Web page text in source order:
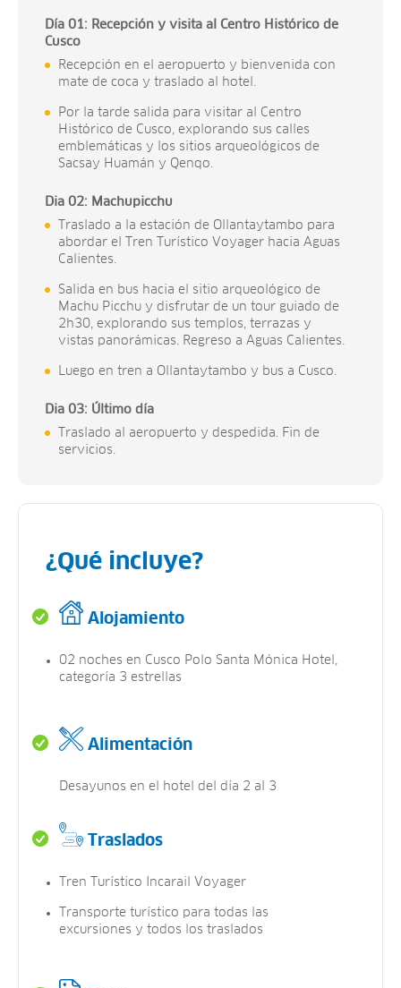
Día 01: Recepción y visita al Centro Histórico de
Cusco
Recepción en el aeropuerto y bienvenida con
mate de coca y traslado al hotel.
Por la tarde salida para visitar al Centro
Histórico de Cusco, explorando sus calles
emblemáticas y los sitios arqueológicos de
Sacsay Huamán y Qenqo.
Dia 02: Machupicchu
Traslado a la estación de Ollantaytambo para
abordar el Tren Turístico Voyager hacia Aguas
Calientes.
Salida en bus hacia el sitio arqueológico de
Machu Picchu y disfrutar de un tour guiado de
2h30, explorando sus templos, terrazas y
vistas panorámicas. Regreso a Aguas Calientes.
Luego en tren a Ollantaytambo y bus a Cusco.
Dia 03: Último día
Traslado al aeropuerto y despedida. Fin de
servicios.
¿Qué incluye?
Alojamiento
02 noches en Cusco Polo Santa Mónica Hotel,
categoría 3 estrellas
Alimentación
Desayunos en el hotel del día 2 al 3
Traslados
Tren Turístico Incarail Voyager
Transporte turístico para todas las
excursiones y todos los traslados